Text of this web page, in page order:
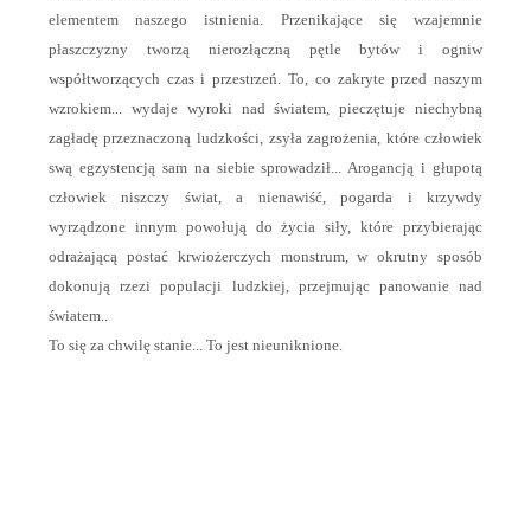
elementem naszego istnienia. Przenikające się wzajemnie
płaszczyzny tworzą nierozłączną pętle bytów i ogniw
współtworzących czas i przestrzeń. To, co zakryte przed naszym
wzrokiem... wydaje wyroki nad światem, pieczętuje niechybną
zagładę przeznaczoną ludzkości, zsyła zagrożenia, które człowiek
swą egzystencją sam na siebie sprowadził... Arogancją i głupotą
człowiek niszczy świat, a nienawiść, pogarda i krzywdy
wyrządzone innym powołują do życia siły, które przybierając
odrażającą postać krwiożerczych monstrum, w okrutny sposób
dokonują rzezi populacji ludzkiej, przejmując panowanie nad
światem..
To się za chwilę stanie... To jest nieuniknione.